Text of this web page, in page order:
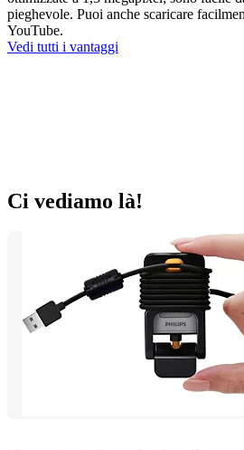
pieghevole. Puoi anche scaricare
YouTube.
Vedi tutti i vantaggi
Ci vediamo là!